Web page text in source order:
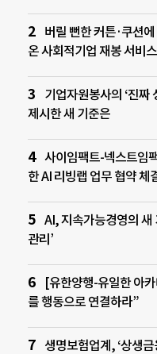
버릴 뻔한 커튼·쿠션
온 사회적기업 재봉 서비스
기업자원봉사의 ‘진짜
제시한 새 기준은
사이임팩트-넥스트임
한 AI 리빙랩 업무 협약 체
AI, 지속가능경영의
관리’
[유한양행-유일한 아
를 행동으로 연결하라”
생명보험업계, ‘상생금